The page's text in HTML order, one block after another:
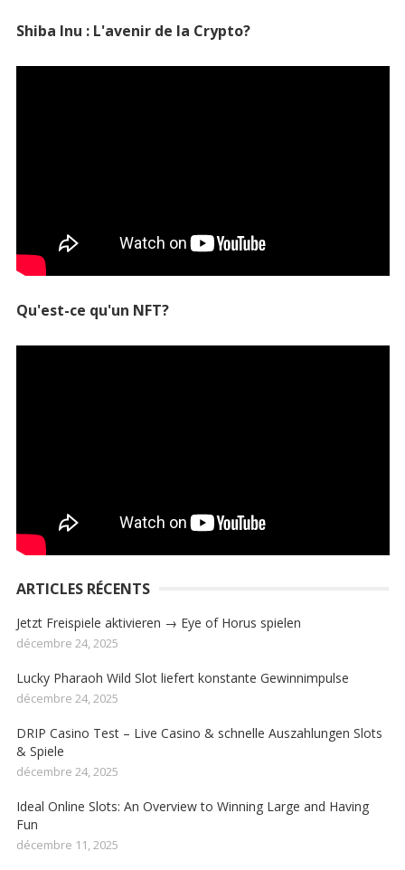
Shiba Inu : L'avenir de la Crypto?
Qu'est-ce qu'un NFT?
ARTICLES RÉCENTS
Jetzt Freispiele aktivieren → Eye of Horus spielen
décembre 24, 2025
Lucky Pharaoh Wild Slot liefert konstante Gewinnimpulse
décembre 24, 2025
DRIP Casino Test – Live Casino & schnelle Auszahlungen Slots
& Spiele
décembre 24, 2025
Ideal Online Slots: An Overview to Winning Large and Having
Fun
décembre 11, 2025